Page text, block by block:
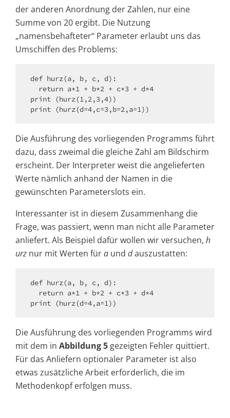
der anderen Anordnung der Zahlen, nur eine
Summe von 20 ergibt. Die Nutzung
„namensbehafteter“ Parameter erlaubt uns das
Umschiffen des Problems:
def hurz(a, b, c, d):
print (hurz(1,2,3,4))
print (hurz(d=4,c=3,b=2,a=1))
Die Ausführung des vorliegenden Programms führt
dazu, dass zweimal die gleiche Zahl am Bildschirm
erscheint. Der Interpreter weist die angelieferten
Werte nämlich anhand der Namen in die
gewünschten Parameterslots ein.
Interessanter ist in diesem Zusammenhang die
Frage, was passiert, wenn man nicht alle Parameter
anliefert. Als Beispiel dafür wollen wir versuchen, h
urz nur mit Werten füra und dauszustatten:
def hurz(a, b, c, d):
print (hurz(d=4,a=1))
Die Ausführung des vorliegenden Programms wird
mit dem in Abbildung 5 gezeigten Fehler quittiert.
Für das Anliefern optionaler Parameter ist also
etwas zusätzliche Arbeit erforderlich, die im
Methodenkopf erfolgen muss.